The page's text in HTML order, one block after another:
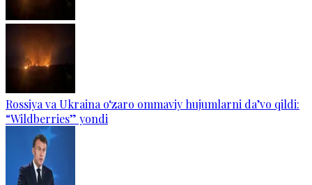
Rossiya va Ukraina o‘zaro ommaviy hujumlarni da’vo qildi:
“Wildberries” yondi